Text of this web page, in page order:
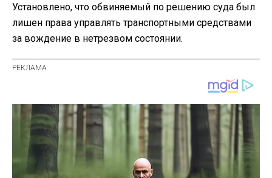
Установлено, что обвиняемый по решению суда был
лишен права управлять транспортными средствами
за вождение в нетрезвом состоянии.